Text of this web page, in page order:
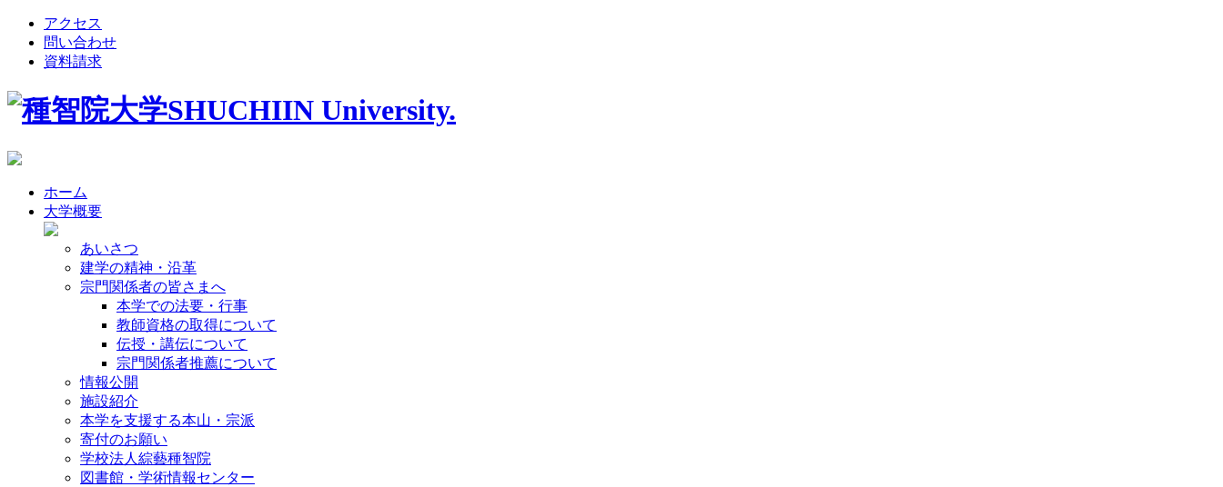
アクセス
問い合わせ
資料請求
ホーム
大学概要
あいさつ
建学の精神・沿革
宗門関係者の皆さまへ
本学での法要・行事
教師資格の取得について
伝授・講伝について
宗門関係者推薦について
情報公開
施設紹介
本学を支援する本山・宗派
寄付のお願い
学校法人綜藝種智院
図書館・学術情報センター